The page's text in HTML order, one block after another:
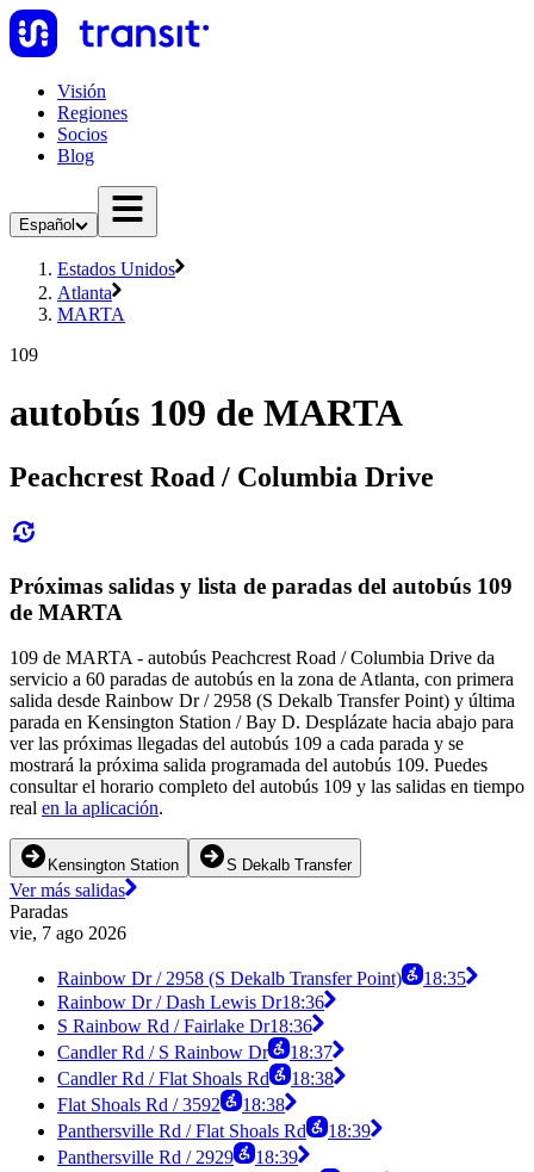
Visión
Regiones
Socios
Blog
Español
Estados Unidos
Atlanta
MARTA
109
autobús 109 de MARTA
Peachcrest Road / Columbia Drive
Próximas salidas y lista de paradas del autobús 109
de MARTA
109 de MARTA - autobús Peachcrest Road / Columbia Drive da
servicio a 60 paradas de autobús en la zona de Atlanta, con primera
salida desde Rainbow Dr / 2958 (S Dekalb Transfer Point) y última
parada en Kensington Station / Bay D. Desplázate hacia abajo para
ver las próximas llegadas del autobús 109 a cada parada y se
mostrará la próxima salida programada del autobús 109. Puedes
consultar el horario completo del autobús 109 y las salidas en tiempo
real en la aplicación.
Kensington Station S Dekalb Transfer
Ver más salidas
Paradas
vie, 7 ago 2026
Rainbow Dr / 2958 (S Dekalb Transfer Point)
18:35
Rainbow Dr / Dash Lewis Dr18:36
S Rainbow Rd / Fairlake Dr18:36
Candler Rd / S Rainbow Dr
18:37
Candler Rd / Flat Shoals Rd
18:38
Flat Shoals Rd / 3592
18:38
Panthersville Rd / Flat Shoals Rd
18:39
Panthersville Rd / 2929
18:39